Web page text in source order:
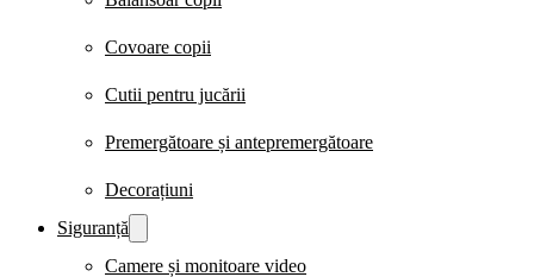
Covoare copii
Cutii pentru jucării
Premergătoare și antepremergătoare
Decorațiuni
Siguranță
Camere și monitoare video